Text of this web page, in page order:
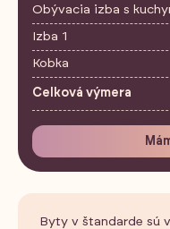
Obývacia izba s
Izba 1
Kobka
Celková výmera
Byty v štandarde sú